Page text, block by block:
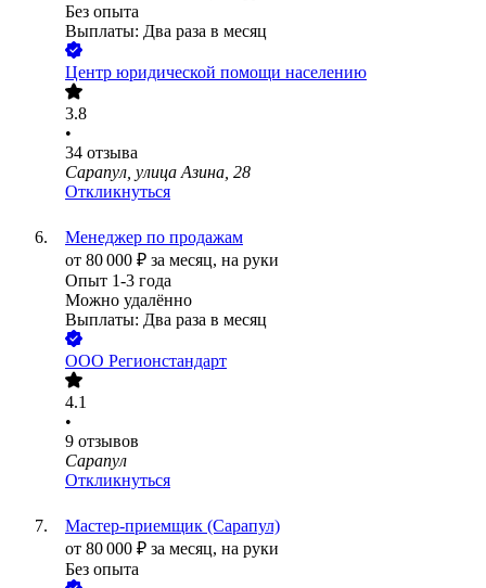
Без опыта
Выплаты: Два раза в месяц
Центр юридической помощи населению
3.8
•
34 отзыва
Сарапул, улица Азина, 28
Откликнуться
Менеджер по продажам
от 80 000 ₽ за месяц, на руки
Опыт 1-3 года
Можно удалённо
Выплаты: Два раза в месяц
ООО Регионстандарт
4.1
•
9 отзывов
Сарапул
Откликнуться
Мастер-приемщик (Сарапул)
от 80 000 ₽ за месяц, на руки
Без опыта